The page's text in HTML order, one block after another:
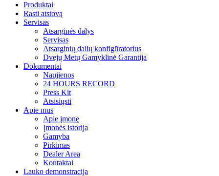
Produktai
Rasti atstovą
Servisas
Atsarginės dalys
Servisas
Atsarginių dalių konfigūratorius
Dvejų Metų Gamyklinė Garantija
Dokumentai
Naujienos
24 HOURS RECORD
Press Kit
Atsisiųsti
Apie mus
Apie įmonę
Įmonės istorija
Gamyba
Pirkimas
Dealer Area
Kontaktai
Lauko demonstracija